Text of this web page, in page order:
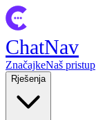
ChatNav
ZnačajkeNaš pristup
Rješenja